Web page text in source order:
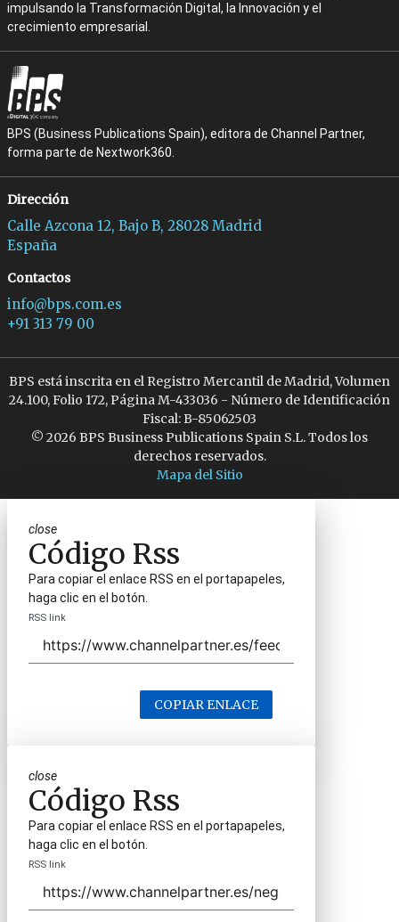
impulsando la Transformación Digital, la Innovación y el
crecimiento empresarial.
BPS (Business Publications Spain), editora de Channel Partner,
forma parte de Nextwork360.
Dirección
Calle Azcona 12, Bajo B, 28028 Madrid
España
Contactos
info@bps.com.es
+91 313 79 00
BPS está inscrita en el Registro Mercantil de Madrid, Volumen
24.100, Folio 172, Página M-433036 - Número de Identificación
Fiscal: B-85062503
© 2026 BPS Business Publications Spain S.L. Todos los
derechos reservados.
Mapa del Sitio
close
Código Rss
Para copiar el enlace RSS en el portapapeles,
haga clic en el botón.
RSS link
COPIAR ENLACE
close
Código Rss
Para copiar el enlace RSS en el portapapeles,
haga clic en el botón.
RSS link